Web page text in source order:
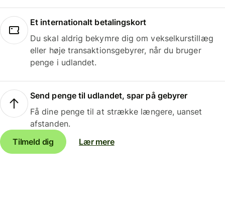
Et internationalt betalingskort
Du skal aldrig bekymre dig om vekselkurstillæg
eller høje transaktionsgebyrer, når du bruger
penge i udlandet.
Send penge til udlandet, spar på gebyrer
Få dine penge til at strække længere, uanset
afstanden.
Tilmeld dig
Lær mere